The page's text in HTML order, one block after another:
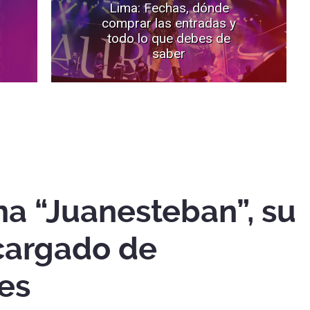
Lima: Fechas, dónde
comprar las entradas y
todo lo que debes de
saber
“Juanesteban”, su
de